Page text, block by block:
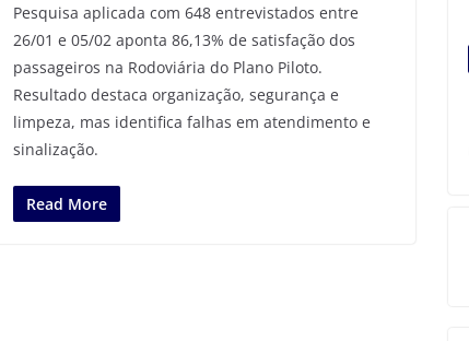
Pesquisa aplicada com 648 entrevistados entre
26/01 e 05/02 aponta 86,13% de satisfação dos
passageiros na Rodoviária do Plano Piloto.
Resultado destaca organização, segurança e
limpeza, mas identifica falhas em atendimento e
sinalização.
Read More